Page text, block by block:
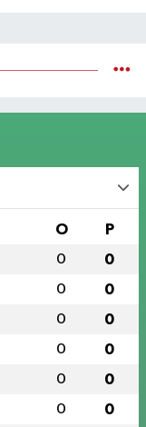
O P
0 0
0 0
0 0
0 0
0 0
0 0